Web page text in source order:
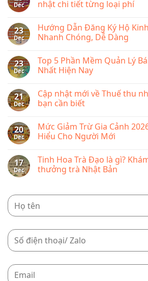
doanh
mềm
bán
hàng
KiotViet
bãi
phí
môn
bài
2026
Dec
nhật chi tiết từng loại phí
on
Phí
sàn
mới
nhất
bao
nhật
chi
tiết
phí
23
Dec
Hướng Dẫn Đăng Ký Hộ
Nhanh Chóng, Dễ Dàng
on
Hướng
Dẫn
Hộ
Kinh
Doanh
Chóng,
Dễ
Dàng
23
Dec
Top 5 Phần Mềm Quản Lý
Nhất Hiện Nay
on
Top
5
Quản
Lý
Bán
Tốt
Nhất
Hiện
21
Dec
Cập nhật mới về Thuế thu
bạn cần biết
on
Cập
nhật
Thuế
thu
nhập
2026
cần
20
Dec
Mức Giảm Trừ Gia Cảnh
Hiểu Cho Người Mới
on
Mức
Giảm
Cảnh
Mới
Người
Mới
17
Dec
Tinh Hoa Trà Đạo là gì?
thưởng trà Nhật Bản
on
Hoa
Khám
phá
nghệ
thưởng